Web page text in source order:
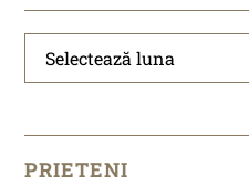
Arhivă
PRIETENI